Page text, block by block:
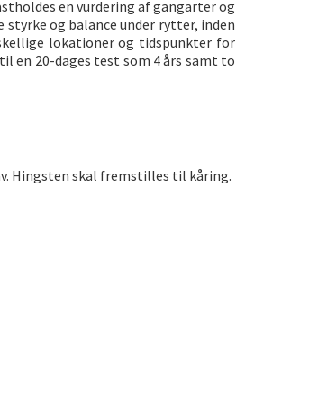
en vurdering af gangarter og
styrke og balance under rytter, inden
lokationer og tidspunkter for
en 20-dages test som 4 års samt to
Hingsten skal fremstilles til kåring.